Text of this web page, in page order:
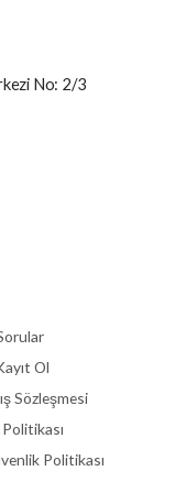
No: 2/3
Ol
Sözleşmesi
Politikası